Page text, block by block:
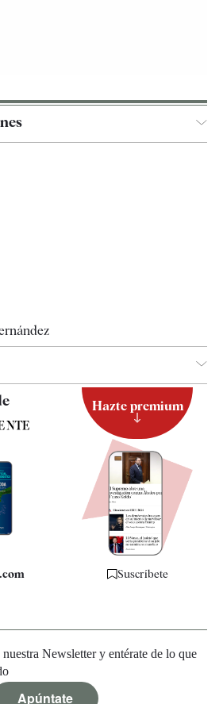
Hazte premium
Suscríbete
Newsletter y entérate de lo que
Apúntate